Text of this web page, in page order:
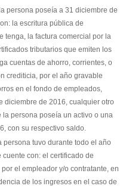
persona poseía a 31 diciembre de
la escritura pública de
tenga, la factura comercial por la
tributarios que emiten los
cuentas de ahorro, corrientes, o
crediticia, por el año gravable
en el fondo de empleados,
diciembre de 2016, cualquier otro
persona poseía un activo o una
con su respectivo saldo.
persona tuvo durante todo el año
con: el certificado de
el empleador y/o contratante, en
de los ingresos en el caso de